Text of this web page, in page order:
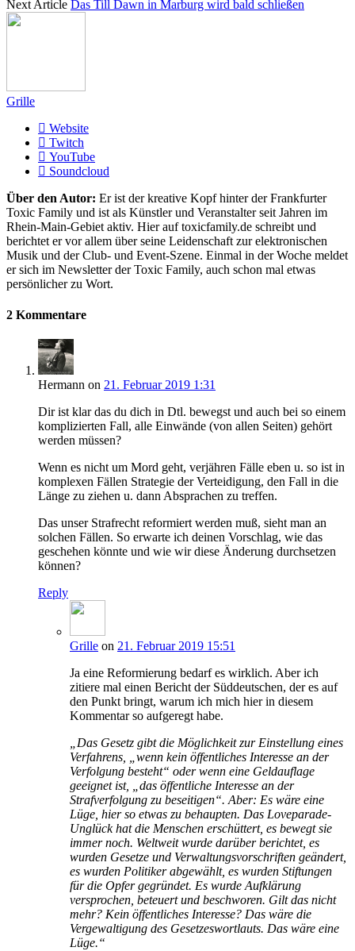
Next Article Das Till Dawn in Marburg wird bald schließen
Grille
Website
Twitch
YouTube
Soundcloud
Über den Autor: Er ist der kreative Kopf hinter der Frankfurter
Toxic Family und ist als Künstler und Veranstalter seit Jahren im
Rhein-Main-Gebiet aktiv. Hier auf toxicfamily.de schreibt und
berichtet er vor allem über seine Leidenschaft zur elektronischen
Musik und der Club- und Event-Szene. Einmal in der Woche meldet
er sich im Newsletter der Toxic Family, auch schon mal etwas
persönlicher zu Wort.
2 Kommentare
Hermann on 21. Februar 2019 1:31
Dir ist klar das du dich in Dtl. bewegst und auch bei so einem
komplizierten Fall, alle Einwände (von allen Seiten) gehört
werden müssen?
Wenn es nicht um Mord geht, verjähren Fälle eben u. so ist in
komplexen Fällen Strategie der Verteidigung, den Fall in die
Länge zu ziehen u. dann Absprachen zu treffen.
Das unser Strafrecht reformiert werden muß, sieht man an
solchen Fällen. So erwarte ich deinen Vorschlag, wie das
geschehen könnte und wie wir diese Änderung durchsetzen
können?
Reply
Grille on 21. Februar 2019 15:51
Ja eine Reformierung bedarf es wirklich. Aber ich
zitiere mal einen Bericht der Süddeutschen, der es auf
den Punkt bringt, warum ich mich hier in diesem
Kommentar so aufgeregt habe.
„Das Gesetz gibt die Möglichkeit zur Einstellung eines
Verfahrens, „wenn kein öffentliches Interesse an der
Verfolgung besteht“ oder wenn eine Geldauflage
geeignet ist, „das öffentliche Interesse an der
Strafverfolgung zu beseitigen“. Aber: Es wäre eine
Lüge, hier so etwas zu behaupten. Das Loveparade-
Unglück hat die Menschen erschüttert, es bewegt sie
immer noch. Weltweit wurde darüber berichtet, es
wurden Gesetze und Verwaltungsvorschriften geändert,
es wurden Politiker abgewählt, es wurden Stiftungen
für die Opfer gegründet. Es wurde Aufklärung
versprochen, beteuert und beschworen. Gilt das nicht
mehr? Kein öffentliches Interesse? Das wäre die
Vergewaltigung des Gesetzeswortlauts. Das wäre eine
Lüge.“